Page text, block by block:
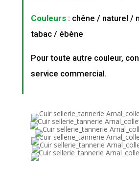
Couleurs: chêne / naturel /
tabac / ébène
Pour toute autre couleur,
service commercial.